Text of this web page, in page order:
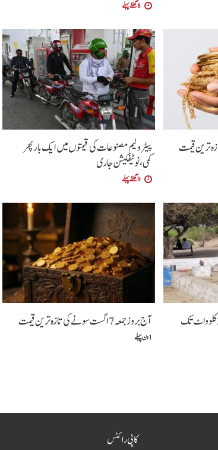
8 گھنٹے پہلے
پیٹرولیم مصنوعات کی قیمتوں میں ایک بار پھر
کمی،نوٹیفکیشن جاری
9 گھنٹے پہلے
سولر صارفین کیلئے بڑا ریلیف، 25 کلوواٹ تک
آج بروز جمعہ 7 اگست سونے کی تازہ ترین قیمت
1 دن پہلے
کاپی رائٹس